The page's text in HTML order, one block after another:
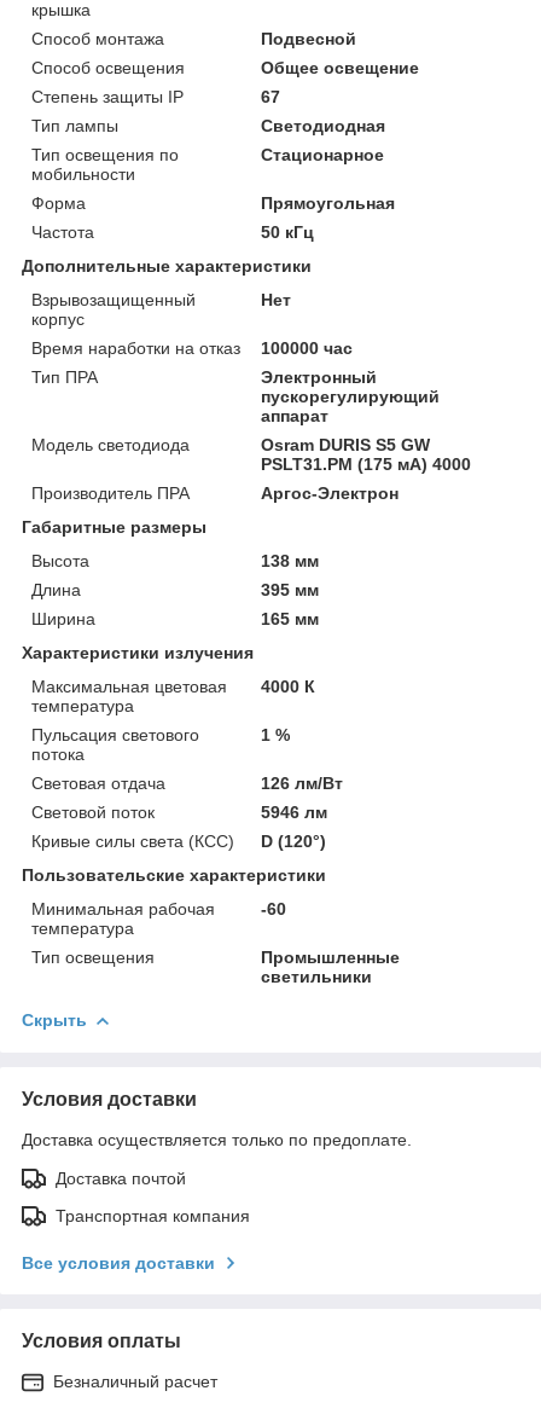
крышка
Способ монтажа
Подвесной
Способ освещения
Общее освещение
Степень защиты IP
67
Тип лампы
Светодиодная
Тип освещения по
мобильности
Стационарное
Форма
Прямоугольная
Частота
50 кГц
Дополнительные характеристики
Взрывозащищенный
корпус
Нет
Время наработки на отказ
100000 час
Тип ПРА
Электронный
пускорегулирующий
аппарат
Модель светодиода
Osram DURIS S5 GW
PSLT31.PM (175 мА) 4000
Производитель ПРА
Аргос-Электрон
Габаритные размеры
Высота
138 мм
Длина
395 мм
Ширина
165 мм
Характеристики излучения
Максимальная цветовая
температура
4000 К
Пульсация светового
потока
1 %
Световая отдача
126 лм/Вт
Световой поток
5946 лм
Кривые силы света (КСС)
D (120°)
Пользовательские характеристики
Минимальная рабочая
температура
-60
Тип освещения
Промышленные
светильники
Скрыть
Условия доставки
Доставка осуществляется только по предоплате.
Доставка почтой
Транспортная компания
Все условия доставки
Условия оплаты
Безналичный расчет